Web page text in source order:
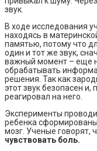
звук.
В ходе исследования
находясь в
памятью, потому что
один и тот же звук,
важный момент – еще
обрабатывать
решения. Так как
этот звук безопасен
реагировал на него.
Эксперименты
ребенка
мозг. Ученые говорят,
чувствовать боль.